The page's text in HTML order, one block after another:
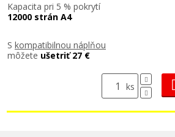
Kapacita pri 5 % pokrytí
12000 strán A4
S kompatibilnou náplňou
môžete ušetriť 27 €
ks